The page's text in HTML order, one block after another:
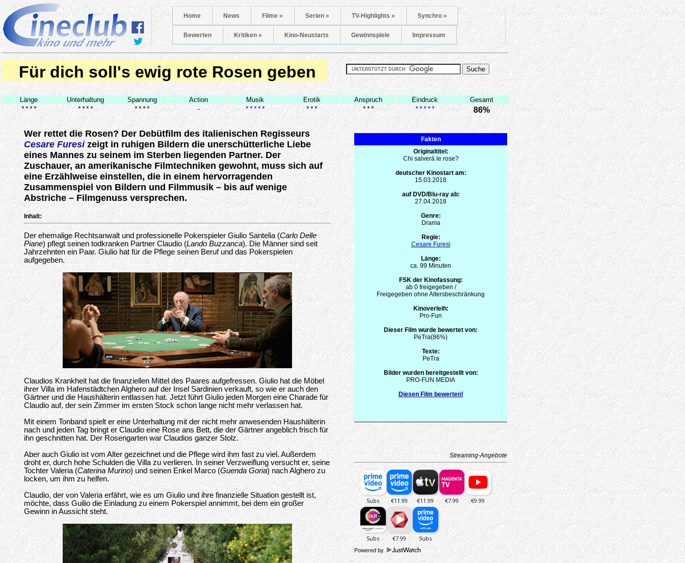
Home News Filme » Serien » TV-Highlights » Synchro »
Bewerten Kritiken » Kino-Neustarts Gewinnspiele Impressum
Für dich soll's ewig rote Rosen geben
Länge Unterhaltung Spannung Action Musik Erotik Anspruch Eindruck
Gesamt
****
**** **** - ***** *** *** ***** 86%
Wer rettet die Rosen? Der Debütfilm des italienischen Regisseurs
Cesare Furesizeigt in ruhigen Bildern die unerschütterliche Liebe
eines Mannes zu seinem im Sterben liegenden Partner. Der
Zuschauer, an amerikanische Filmtechniken gewohnt, muss sich auf
eine Erzählweise einstellen, die in einem hervorragenden
Zusammenspiel von Bildern und Filmmusik – bis auf wenige
Abstriche – Filmgenuss versprechen.
Inhalt:
Der ehemalige Rechtsanwalt und professionelle Pokerspieler Giulio Santelia (Carlo Delle
Piane) pflegt seinen todkranken Partner Claudio (Lando Buzzanca). Die Männer sind seit
Jahrzehnten ein Paar. Giulio hat für die Pflege seinen Beruf und das Pokerspielen
aufgegeben.
Claudios Krankheit hat die finanziellen Mittel des Paares aufgefressen. Giulio hat die Möbel
ihrer Villa im Hafenstädtchen Alghero auf der Insel Sardinien verkauft, so wie er auch den
Gärtner und die Haushälterin entlassen hat. Jetzt führt Giulio jeden Morgen eine Charade für
Claudio auf, der sein Zimmer im ersten Stock schon lange nicht mehr verlassen hat.
Mit einem Tonband spielt er eine Unterhaltung mit der nicht mehr anwesenden Haushälterin
nach und jeden Tag bringt er Claudio eine Rose ans Bett, die der Gärtner angeblich frisch für
ihn geschnitten hat. Der Rosengarten war Claudios ganzer Stolz.
Aber auch Giulio ist vom Alter gezeichnet und die Pflege wird ihm fast zu viel. Außerdem
droht er, durch hohe Schulden die Villa zu verlieren. In seiner Verzweiflung versucht er, seine
Tochter Valeria (Caterina Murino) und seinen Enkel Marco (Guenda Goria) nach Alghero zu
locken, um ihm zu helfen.
Claudio, der von Valeria erfährt, wie es um Giulio und ihre finanzielle Situation gestellt ist,
möchte, dass Guilio die Einladung zu einem Pokerspiel annimmt, bei dem ein großer
Gewinn in Aussicht steht.
Fakten
Originaltitel:
Chi salverà le rose?
deutscher Kinostart am:
15.03.2018
auf DVD/Blu-ray ab:
27.04.2018
Genre:
Drama
Regie:
Cesare Furesi
Länge:
ca. 99 Minuten
FSK der Kinofassung:
ab 0 freigegeben /
Freigegeben ohne Altersbeschränkung
Kinoverleih:
Pro-Fun
Dieser Film wurde bewertet von:
PeTra(86%)
Texte:
PeTra
Bilder wurden bereitgestellt von:
PRO-FUN MEDIA
Diesen Film bewerten!
Streaming-Angebote
Powered by